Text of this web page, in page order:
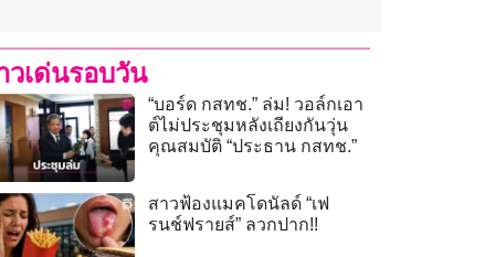
วเด่นรอบวัน
“บอร์ด กสทช.” ล่ม! วอล์กเอา
ต์ไม่ประชุมหลังเถียงกันวุ่น
คุณสมบัติ “ประธาน กสทช.”
สาวฟ้องแมคโดนัลด์ “เฟ
รนช์ฟรายส์” ลวกปาก!!